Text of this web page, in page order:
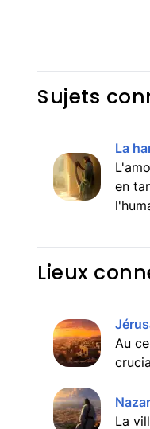
Sujets
La
en
Lieux
Au
La